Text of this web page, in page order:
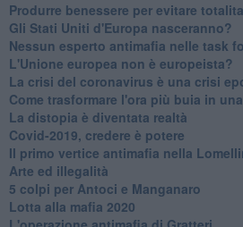
Produrre benessere per evitare
Gli Stati Uniti d'Europa nasceranno?
Nessun esperto antimafia nelle task
L'Unione europea non è europeista?
La crisi del coronavirus è una crisi
Come trasformare l'ora più buia in
​La distopia è diventata realtà
Covid-2019, credere è potere
Il primo vertice antimafia nella
Arte ed illegalità
​5 colpi per Antoci e Manganaro
Lotta alla mafia 2020